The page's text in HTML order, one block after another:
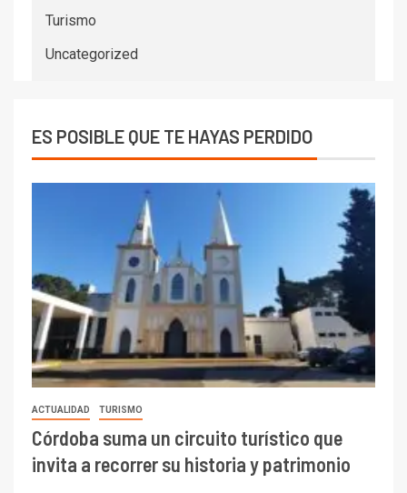
Turismo
Uncategorized
ES POSIBLE QUE TE HAYAS PERDIDO
ACTUALIDAD TURISMO
Córdoba suma un circuito turístico que
invita a recorrer su historia y patrimonio